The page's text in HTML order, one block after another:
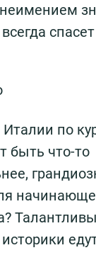
по
быть что-то